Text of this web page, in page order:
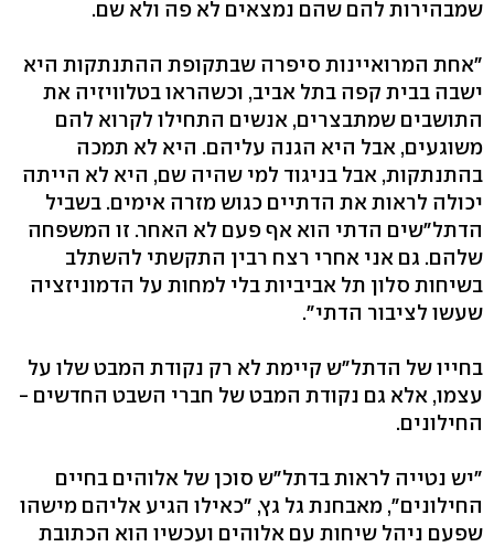
שמבהירות להם שהם נמצאים לא פה ולא שם.
"אחת המרואיינות סיפרה שבתקופת ההתנתקות היא
ישבה בבית קפה בתל אביב, וכשהראו בטלוויזיה את
התושבים שמתבצרים, אנשים התחילו לקרוא להם
משוגעים, אבל היא הגנה עליהם. היא לא תמכה
בהתנתקות, אבל בניגוד למי שהיה שם, היא לא הייתה
יכולה לראות את הדתיים כגוש מזרה אימים. בשביל
הדתל"שים הדתי הוא אף פעם לא האחר. זו המשפחה
שלהם. גם אני אחרי רצח רבין התקשתי להשתלב
בשיחות סלון תל אביביות בלי למחות על הדמוניזציה
שעשו לציבור הדתי".
בחייו של הדתל"ש קיימת לא רק נקודת המבט שלו על
עצמו, אלא גם נקודת המבט של חברי השבט החדשים -
החילונים.
"יש נטייה לראות בדתל"ש סוכן של אלוהים בחיים
החילונים", מאבחנת גל גץ, "כאילו הגיע אליהם מישהו
שפעם ניהל שיחות עם אלוהים ועכשיו הוא הכתובת